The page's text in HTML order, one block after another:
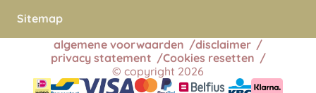
Sitemap
algemene voorwaarden
disclaimer
privacy statement
Cookies resetten
© copyright 2026